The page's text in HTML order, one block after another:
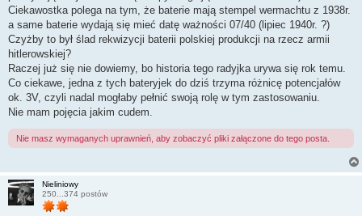
Ciekawostka polega na tym, że baterie mają stempel wermachtu z 1938r.
a same baterie wydają się mieć datę ważności 07/40 (lipiec 1940r. ?)
Czyżby to był ślad rekwizycji baterii polskiej produkcji na rzecz armii
hitlerowskiej?
Raczej już się nie dowiemy, bo historia tego radyjka urywa się rok temu.
Co ciekawe, jedna z tych bateryjek do dziś trzyma różnicę potencjałów
ok. 3V, czyli nadal mogłaby pełnić swoją rolę w tym zastosowaniu.
Nie mam pojęcia jakim cudem.
Nie masz wymaganych uprawnień, aby zobaczyć pliki załączone do tego posta.
Nieliniowy
250...374 postów